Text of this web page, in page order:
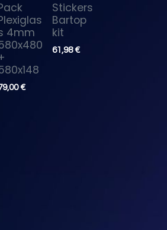
4mm
€
Stickers
Bartop
kit
61,98€